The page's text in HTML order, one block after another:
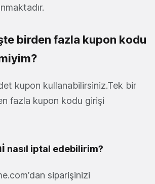
birden fazla kupon kodu
kupon kullanabilirsiniz.Tek bir
fazla kupon kodu girişi
nasıl iptal edebilirim?
siparişinizi